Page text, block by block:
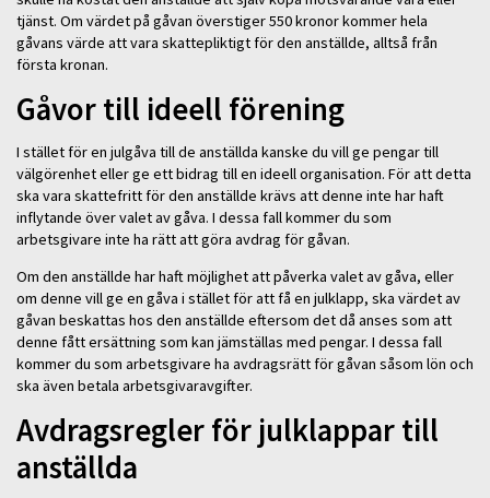
tjänst. Om värdet på gåvan överstiger 550 kronor kommer hela
gåvans värde att vara skattepliktigt för den anställde, alltså från
första kronan.
Gåvor till ideell förening
I stället för en julgåva till de anställda kanske du vill ge pengar till
välgörenhet eller ge ett bidrag till en ideell organisation. För att detta
ska vara skattefritt för den anställde krävs att denne inte har haft
inflytande över valet av gåva. I dessa fall kommer du som
arbetsgivare inte ha rätt att göra avdrag för gåvan.
Om den anställde har haft möjlighet att påverka valet av gåva, eller
om denne vill ge en gåva i stället för att få en julklapp, ska värdet av
gåvan beskattas hos den anställde eftersom det då anses som att
denne fått ersättning som kan jämställas med pengar. I dessa fall
kommer du som arbetsgivare ha avdragsrätt för gåvan såsom lön och
ska även betala arbetsgivaravgifter.
Avdragsregler för julklappar till
anställda